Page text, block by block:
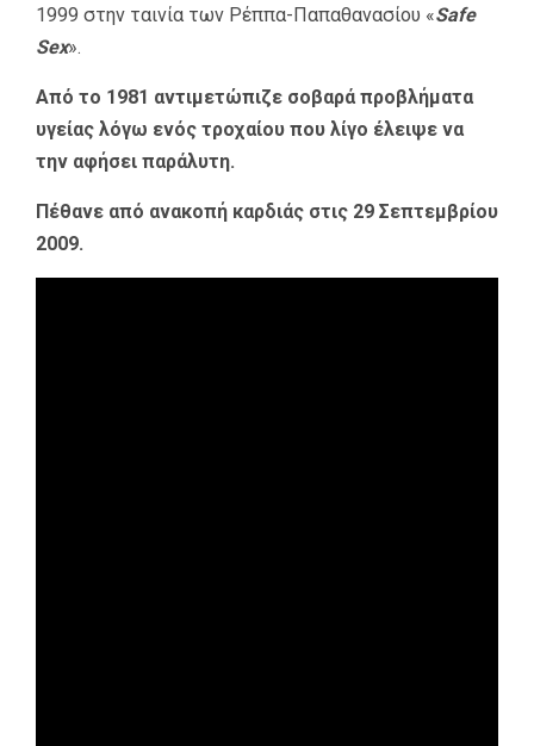
1999 στην ταινία των Ρέππα-Παπαθανασίου «Safe
Sex».
Από το 1981 αντιμετώπιζε σοβαρά προβλήματα
υγείας λόγω ενός τροχαίου που λίγο έλειψε να
την αφήσει παράλυτη.
Πέθανε από ανακοπή καρδιάς στις 29 Σεπτεμβρίου
2009.